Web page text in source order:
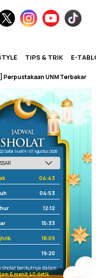
TIPS & TRIK E-
UNM Terbakar
Safar 1448 H / 07 Agustus 2026
04:43
04:53
12:12
15:33
18:09
19:20
sholat berikutnya dalam:
6 menit 39 detik